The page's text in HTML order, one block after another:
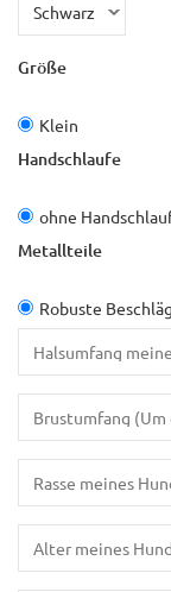
Größe
Klein
Handschlaufe
ohne
Metallteile
Robuste